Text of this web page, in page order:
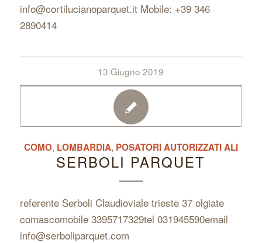
info@cortilucianoparquet.it Mobile: +39 346
2890414
13 Giugno 2019
COMO, LOMBARDIA, POSATORI AUTORIZZATI ALI
SERBOLI PARQUET
referente Serboli Claudioviale trieste 37 olgiate
comascomobile 3395717329tel 031945590email
info@serboliparquet.com